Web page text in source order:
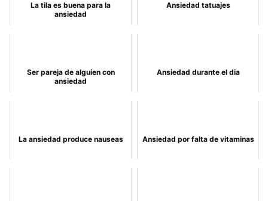
La tila es buena para la
ansiedad
Ansiedad tatuajes
Ser pareja de alguien con
ansiedad
Ansiedad durante el dia
La ansiedad produce nauseas Ansiedad por falta de vitaminas